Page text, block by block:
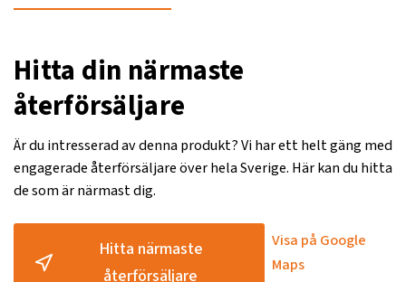
Hitta din närmaste
återförsäljare
Är du intresserad av denna produkt? Vi har ett helt gäng med
engagerade återförsäljare över hela Sverige. Här kan du hitta
de som är närmast dig.
Hitta närmaste
återförsäljare
Visa på Google
Maps